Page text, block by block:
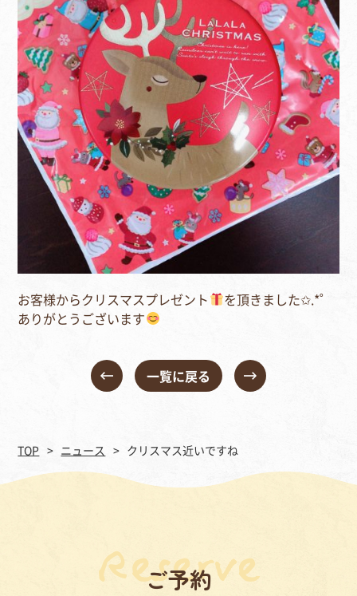
お客様からクリスマスプレゼント
を頂きました✩.*˚
ありがとうございます
一覧に戻る
TOP ニュース クリスマス近いですね
ご予約